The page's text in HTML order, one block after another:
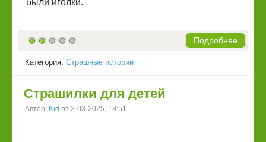
были иголки.
Подробнее
Категория: Страшные истории
Страшилки для детей
Автор: Kid от 3-03-2025, 18:51